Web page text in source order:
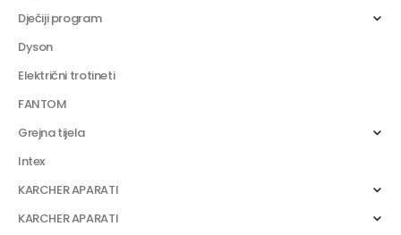
Dječiji program
Dyson
Električni trotineti
FANTOM
Grejna tijela
Intex
KARCHER APARATI
KARCHER APARATI